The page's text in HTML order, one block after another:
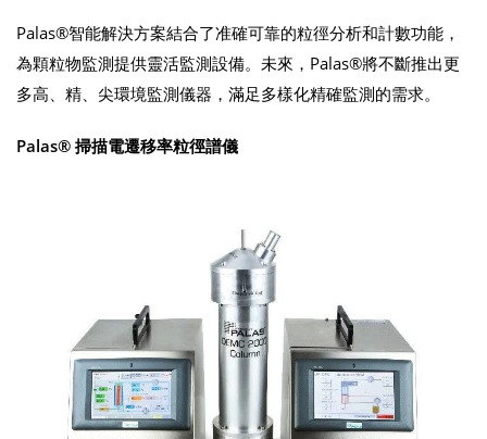
Palas®智能解決方案結合了准確可靠的粒徑分析和計數功能，
為顆粒物監測提供靈活監測設備。未來，Palas®將不斷推出更
多高、精、尖環境監測儀器，滿足多樣化精確監測的需求。
Palas® 掃描電遷移率粒徑譜儀